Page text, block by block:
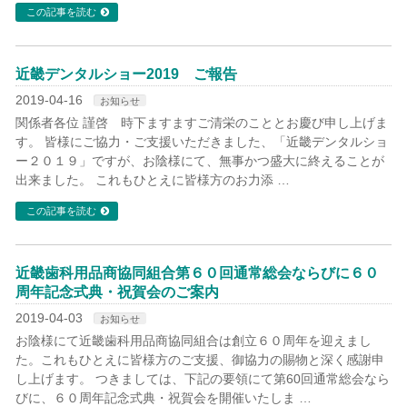
この記事を読む
近畿デンタルショー2019 ご報告
2019-04-16 お知らせ
関係者各位 謹啓 時下ますますご清栄のこととお慶び申し上げま
す。 皆様にご協力・ご支援いただきました、「近畿デンタルショ
ー２０１９」ですが、お陰様にて、無事かつ盛大に終えることが
出来ました。 これもひとえに皆様方のお力添 …
この記事を読む
近畿歯科用品商協同組合第６０回通常総会ならびに６０
周年記念式典・祝賀会のご案内
2019-04-03 お知らせ
お陰様にて近畿歯科用品商協同組合は創立６０周年を迎えまし
た。これもひとえに皆様方のご支援、御協力の賜物と深く感謝申
し上げます。 つきましては、下記の要領にて第60回通常総会なら
びに、６０周年記念式典・祝賀会を開催いたしま …